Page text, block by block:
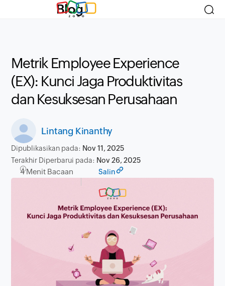
Blog
Metrik Employee Experience
(EX): Kunci Jaga Produktivitas
dan Kesuksesan Perusahaan
Lintang Kinanthy
Dipublikasikan pada: Nov 11, 2025
Terakhir Diperbarui pada: Nov 26, 2025
4 Menit Bacaan Salin